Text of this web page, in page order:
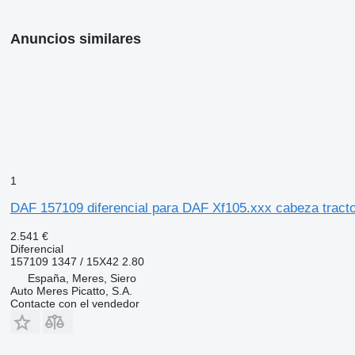
Anuncios similares
1
DAF 157109 diferencial para DAF Xf105.xxx cabeza
2.541 €
Diferencial
157109 1347 / 15X42 2.80
España, Meres, Siero
Auto Meres Picatto, S.A.
Contacte con el vendedor